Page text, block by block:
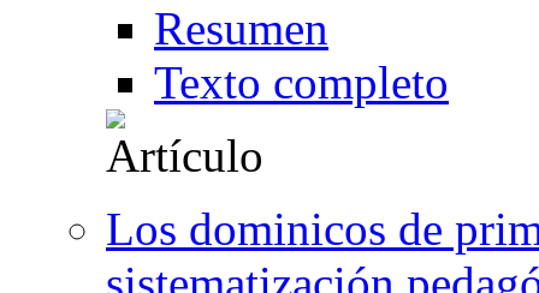
Resumen
Texto completo
Los dominicos de
sistematización